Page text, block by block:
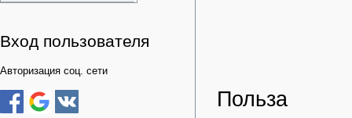
Вход пользователя
Авторизация соц. сети
Польза